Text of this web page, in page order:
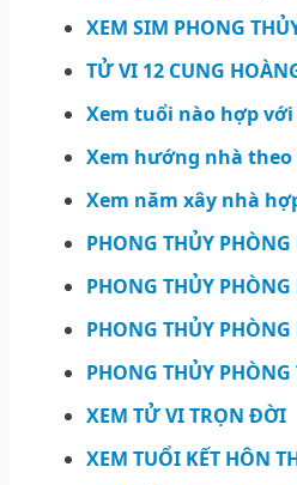
XEM SIM PHONG
TỬ VI 12 CUNG
Xem tuổi nào hợp
Xem hướng nhà
Xem năm xây nhà
PHONG THỦY PHÒNG
PHONG THỦY PHÒNG
PHONG THỦY PHÒNG
PHONG THỦY PHÒNG
XEM TỬ VI TRỌN ĐỜI
XEM TUỔI KẾT HÔN